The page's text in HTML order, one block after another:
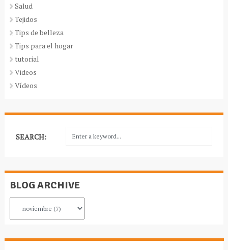
Salud
Tejidos
Tips de belleza
Tips para el hogar
tutorial
Videos
Vídeos
SEARCH:
BLOG ARCHIVE